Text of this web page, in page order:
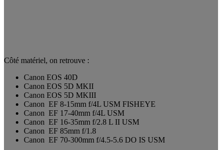
Côté matériel, on retrouve :
Canon EOS 40D
Canon EOS 5D MKII
Canon EOS 5D MKIII
Canon EF 8-15mm f/4L USM FISHEYE
Canon EF 17-40mm f/4L USM
Canon EF 16-35mm f/2.8 L II USM
Canon EF 85mm f/1.8
Canon EF 70-300mm f/4.5-5.6 DO IS USM